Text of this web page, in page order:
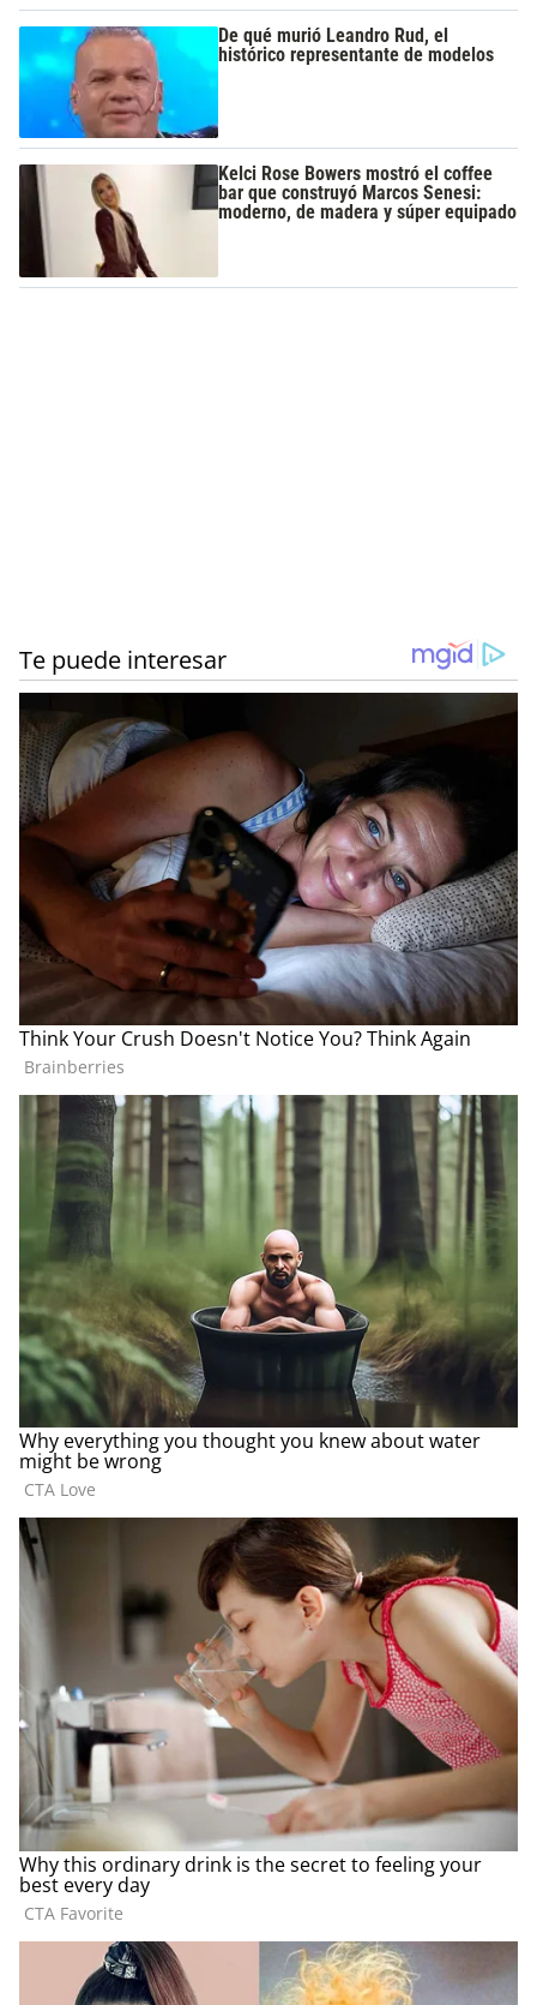
De qué murió Leandro Rud, el
histórico representante de modelos
Kelci Rose Bowers mostró el coffee
bar que construyó Marcos Senesi:
moderno, de madera y súper equipado